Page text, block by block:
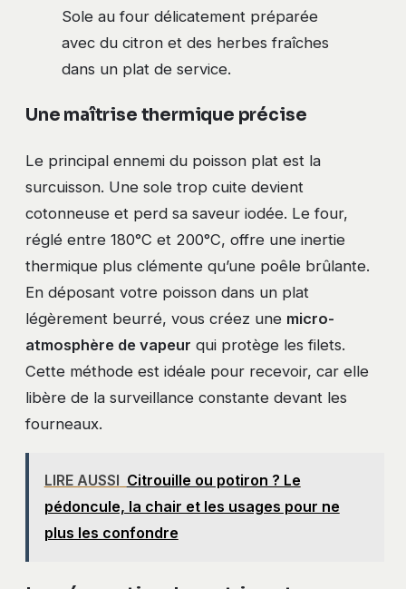
Sole au four délicatement préparée
avec du citron et des herbes fraîches
dans un plat de service.
Une maîtrise thermique précise
Le principal ennemi du poisson plat est la
surcuisson. Une sole trop cuite devient
cotonneuse et perd sa saveur iodée. Le four,
réglé entre 180°C et 200°C, offre une inertie
thermique plus clémente qu’une poêle brûlante.
En déposant votre poisson dans un plat
légèrement beurré, vous créez une micro-
atmosphère de vapeur qui protège les filets.
Cette méthode est idéale pour recevoir, car elle
libère de la surveillance constante devant les
fourneaux.
LIRE AUSSI Citrouille ou potiron ? Le
pédoncule, la chair et les usages pour ne
plus les confondre